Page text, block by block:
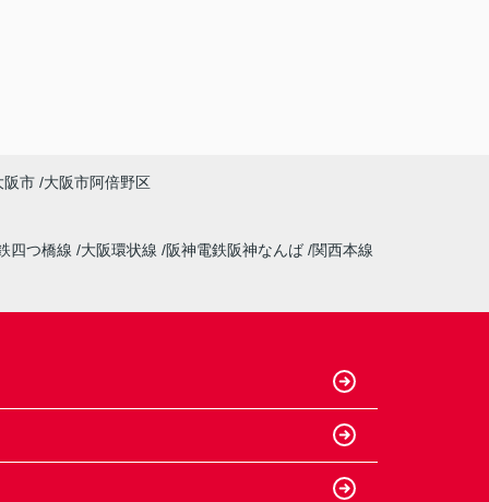
阪市 大阪市阿倍野区
四つ橋線 大阪環状線 阪神電鉄阪神なんば 関西本線